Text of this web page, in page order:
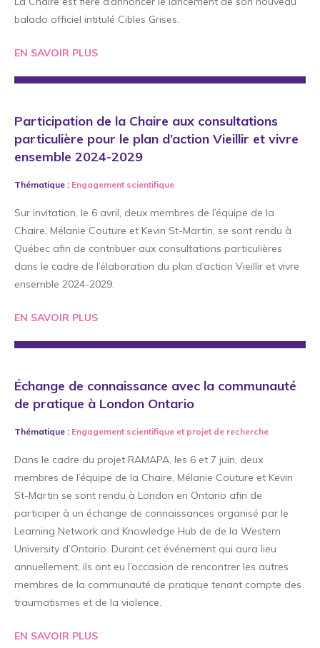
balado officiel intitulé Cibles Grises.
EN SAVOIR PLUS
Participation de la Chaire aux consultations
particulière pour le plan d’action Vieillir et vivre
ensemble 2024-2029
Thématique : Engagement scientifique
Sur invitation, le 6 avril, deux membres de l’équipe de la
Chaire, Mélanie Couture et Kevin St-Martin, se sont rendu à
Québec afin de contribuer aux consultations particulières
dans le cadre de l’élaboration du plan d’action Vieillir et vivre
ensemble 2024-2029.
EN SAVOIR PLUS
Échange de connaissance avec la communauté
de pratique à London Ontario
Thématique : Engagement scientifique et projet de recherche
Dans le cadre du projet RAMAPA, les 6 et 7 juin, deux
membres de l’équipe de la Chaire, Mélanie Couture et Kevin
St-Martin se sont rendu à London en Ontario afin de
participer à un échange de connaissances organisé par le
Learning Network and Knowledge Hub de de la Western
University d’Ontario. Durant cet événement qui aura lieu
annuellement, ils ont eu l’occasion de rencontrer les autres
membres de la communauté de pratique tenant compte des
traumatismes et de la violence.
EN SAVOIR PLUS